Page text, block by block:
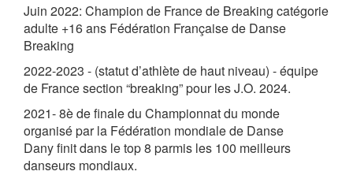
Juin 2022: Champion de France de Breaking catégorie
adulte +16 ans Fédération Française de Danse
Breaking
2022-2023 - (statut d’athlète de haut niveau) - équipe
de France section “breaking” pour les J.O. 2024.
2021- 8è de finale du Championnat du monde
organisé par la Fédération mondiale de Danse
Dany finit dans le top 8 parmis les 100 meilleurs
danseurs mondiaux.